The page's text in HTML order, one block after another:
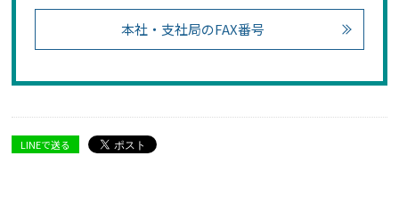
本社・支社局のFAX番号
LINEで送る